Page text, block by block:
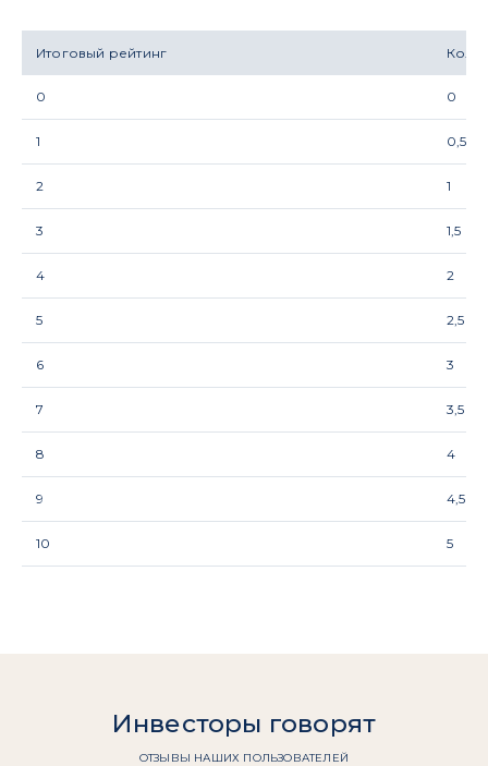
Итоговый рейтинг
0 0
1 0,5
2 1
3 1,5
4 2
5 2,5
6 3
7 3,5
8 4
9 4,5
10 5
Инвесторы говорят
ОТЗЫВЫ НАШИХ ПОЛЬЗОВАТЕЛЕЙ